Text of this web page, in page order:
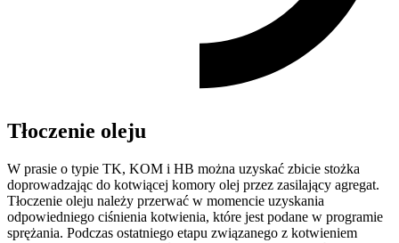
Tłoczenie oleju
W prasie o typie TK, KOM i HB można uzyskać zbicie stożka
doprowadzając do kotwiącej komory olej przez zasilający agregat.
Tłoczenie oleju należy przerwać w momencie uzyskania
odpowiedniego ciśnienia kotwienia, które jest podane w programie
sprężania. Podczas ostatniego etapu związanego z kotwieniem